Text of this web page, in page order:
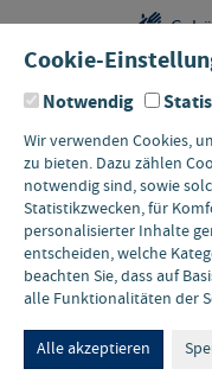
Kontakt
Meldungen
Cookie-
Notwendig
Wir verwenden Cookies,
zu bieten. Dazu zählen
notwendig sind, sowie
Statistikzwecken, für
personalisierter Inhalte
entscheiden, welche
beachten Sie, dass auf
alle Funktionalitäten der
Alle akzeptieren